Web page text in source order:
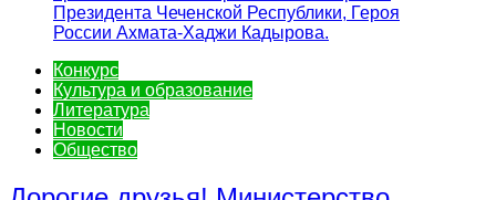
Конкурс
Культура и образование
Литература
Новости
Общество